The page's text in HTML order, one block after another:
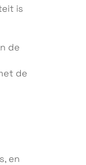
is
de
de
en